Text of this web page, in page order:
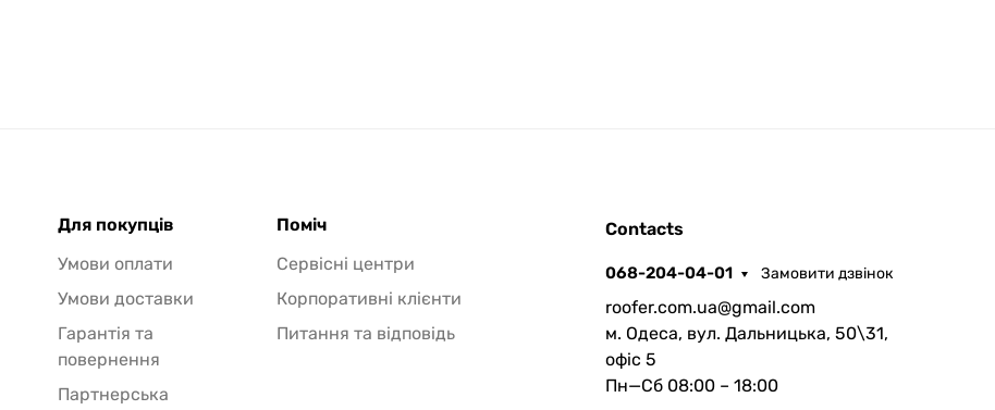
Для покупців
Умови оплати
Умови доставки
Гарантія та
повернення
Партнерська
Поміч
Сервісні центри
Корпоративні клієнти
Питання та відповідь
Contacts
068-204-04-01 Замовити дзвінок
roofer.com.ua@gmail.com
м. Одеса, вул. Дальницька, 50\31,
офіс 5
Пн—Сб 08:00 – 18:00
ROOFER
AI помічник